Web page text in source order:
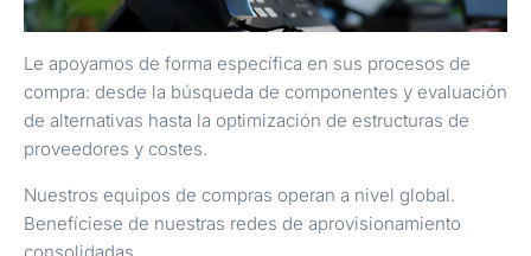
Le apoyamos de forma específica en sus procesos de
compra: desde la búsqueda de componentes y evaluación
de alternativas hasta la optimización de estructuras de
proveedores y costes.
Nuestros equipos de compras operan a nivel global.
Benefíciese de nuestras redes de aprovisionamiento
consolidadas.